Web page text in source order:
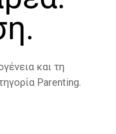
και τη
Parenting.